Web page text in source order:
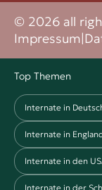
© 2026 all
Impressum|
Top Themen
Internate in
Internate in
Internate in den
Internate in der